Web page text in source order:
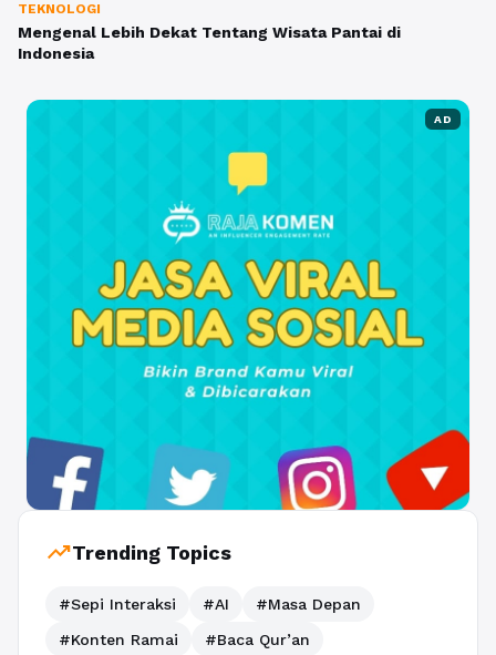
TEKNOLOGI
Mengenal Lebih Dekat Tentang Wisata Pantai di
Indonesia
AD
trending_upTrending Topics
#Sepi Interaksi #AI
#Masa Depan
#Konten Ramai
#Baca Qur’an